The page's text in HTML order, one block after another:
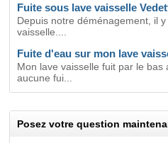
Fuite sous lave vaisselle
Depuis notre déménagement, il
vaisselle....
Fuite d'eau sur mon lave
Mon lave vaisselle fuit par le bas
aucune fui...
Posez votre question